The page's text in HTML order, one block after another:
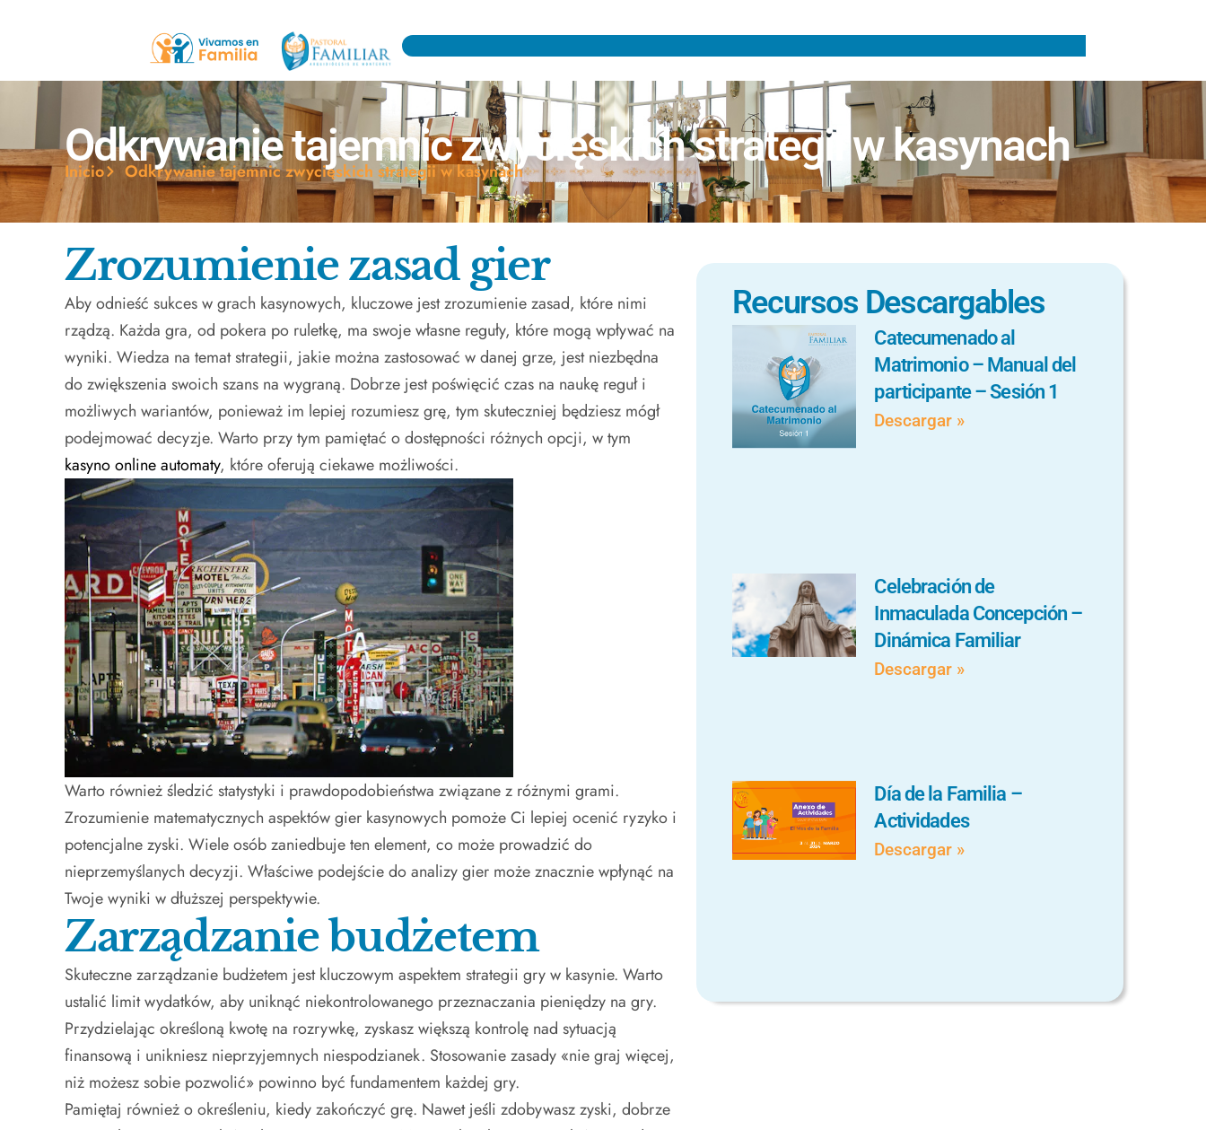
Odkrywanie tajemnic zwycięskich strategii w kasynach
Inicio Odkrywanie tajemnic zwycięskich strategii w kasynach
Zrozumienie zasad gier
Aby odnieść sukces w grach kasynowych, kluczowe jest zrozumienie zasad, które nimi
rządzą. Każda gra, od pokera po ruletkę, ma swoje własne reguły, które mogą wpływać na
wyniki. Wiedza na temat strategii, jakie można zastosować w danej grze, jest niezbędna
do zwiększenia swoich szans na wygraną. Dobrze jest poświęcić czas na naukę reguł i
możliwych wariantów, ponieważ im lepiej rozumiesz grę, tym skuteczniej będziesz mógł
podejmować decyzje. Warto przy tym pamiętać o dostępności różnych opcji, w tym
kasyno online automaty, które oferują ciekawe możliwości.
Warto również śledzić statystyki i prawdopodobieństwa związane z różnymi grami.
Zrozumienie matematycznych aspektów gier kasynowych pomoże Ci lepiej ocenić ryzyko i
potencjalne zyski. Wiele osób zaniedbuje ten element, co może prowadzić do
nieprzemyślanych decyzji. Właściwe podejście do analizy gier może znacznie wpłynąć na
Twoje wyniki w dłuższej perspektywie.
Zarządzanie budżetem
Skuteczne zarządzanie budżetem jest kluczowym aspektem strategii gry w kasynie. Warto
ustalić limit wydatków, aby uniknąć niekontrolowanego przeznaczania pieniędzy na gry.
Przydzielając określoną kwotę na rozrywkę, zyskasz większą kontrolę nad sytuacją
finansową i unikniesz nieprzyjemnych niespodzianek. Stosowanie zasady «nie graj więcej,
niż możesz sobie pozwolić» powinno być fundamentem każdej gry.
Pamiętaj również o określeniu, kiedy zakończyć grę. Nawet jeśli zdobywasz zyski, dobrze
Recursos Descargables
Catecumenado al
Matrimonio – Manual del
participante – Sesión 1
Descargar »
Celebración de
Inmaculada Concepción –
Dinámica Familiar
Descargar »
Día de la Familia –
Actividades
Descargar »